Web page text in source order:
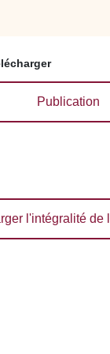
Publication
l'intégralité de